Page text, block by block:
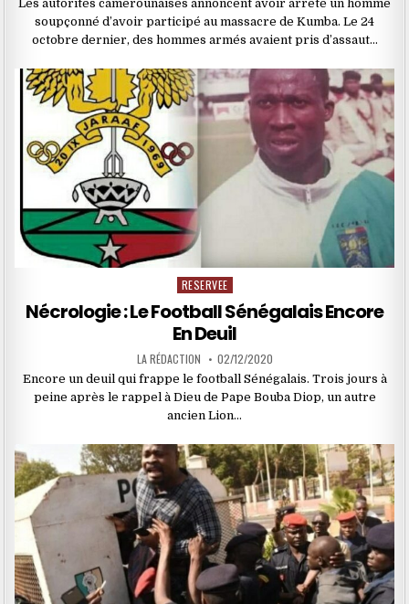
Les autorités camerounaises annoncent avoir arrêté un homme
soupçonné d’avoir participé au massacre de Kumba. Le 24
octobre dernier, des hommes armés avaient pris d’assaut…
Posted
in
RESERVEE
Nécrologie : Le Football Sénégalais Encore
En Deuil
LA RÉDACTION 02/12/2020
Encore un deuil qui frappe le football Sénégalais. Trois jours à
peine après le rappel à Dieu de Pape Bouba Diop, un autre
ancien Lion…